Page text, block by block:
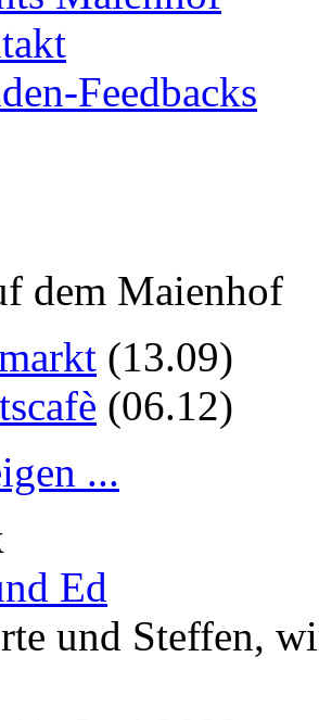
Feedbacks
dem Maienhof
(13.09)
(06.12)
...
Ed
und Steffen,